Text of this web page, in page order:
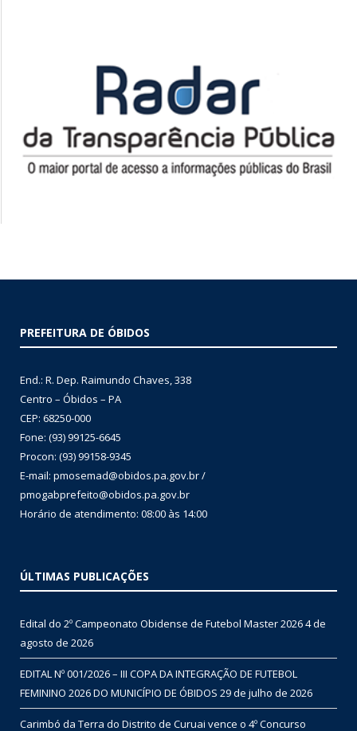
PREFEITURA DE ÓBIDOS
End.: R. Dep. Raimundo Chaves, 338
Centro – Óbidos – PA
CEP: 68250-000
Fone: (93) 99125-6645
Procon: (93) 99158-9345
E-mail: pmosemad@obidos.pa.gov.br /
pmogabprefeito@obidos.pa.gov.br
Horário de atendimento: 08:00 às 14:00
ÚLTIMAS PUBLICAÇÕES
Edital do 2º Campeonato Obidense de Futebol Master 20264 de
agosto de 2026
EDITAL Nº 001/2026 – III COPA DA INTEGRAÇÃO DE FUTEBOL
FEMININO 2026 DO MUNICÍPIO DE ÓBIDOS 29 de julho de 2026
Carimbó da Terra do Distrito de Curuai vence o 4º Concurso